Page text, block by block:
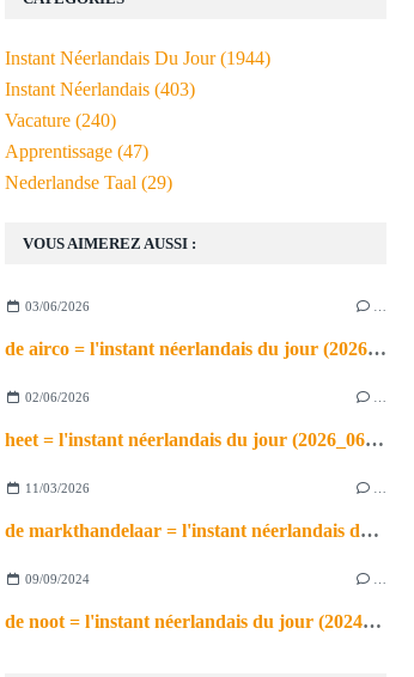
VOUS AIMEREZ AUSSI :
03/06/2026
de airco = l'instant néerlandais du jour (2026_06_03)
02/06/2026
heet = l'instant néerlandais du jour (2026_06_02)
11/03/2026
de markthandelaar = l'instant néerlandais du jour (2026_03_11)
09/09/2024
de noot = l'instant néerlandais du jour (2024_09_09)
Instant Néerlandais Du Jour(1944)
Instant Néerlandais (403)
Vacature (240)
Apprentissage (47)
Nederlandse Taal (29)